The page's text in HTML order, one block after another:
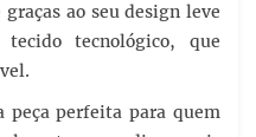
graças ao seu design leve
tecnológico, que
peça perfeita para quem